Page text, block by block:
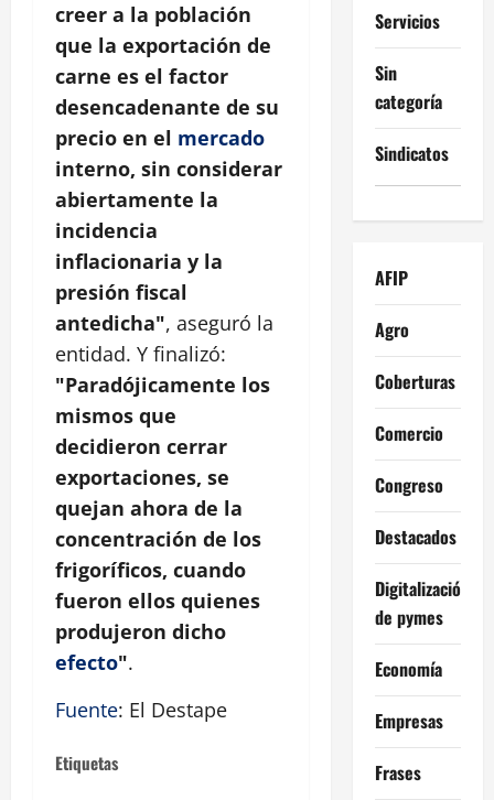
creer a la población
que la exportación de
carne es el factor
desencadenante de su
precio en el mercado
interno, sin considerar
abiertamente la
incidencia
inflacionaria y la
presión fiscal
antedicha", aseguró la
entidad. Y finalizó:
"Paradójicamente los
mismos que
decidieron cerrar
exportaciones, se
quejan ahora de la
concentración de los
frigoríficos, cuando
fueron ellos quienes
produjeron dicho
efecto".
Fuente: El Destape
Etiquetas
Servicios
Sin
categoría
Sindicatos
AFIP
Agro
Coberturas
Comercio
Congreso
Destacados
Digitalización
de pymes
Economía
Empresas
Frases